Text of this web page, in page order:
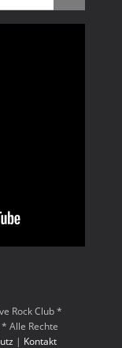
Rock Club *
Alle Rechte
| Kontakt